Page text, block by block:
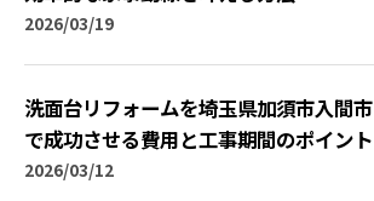
2026/03/19
洗面台リフォームを埼玉県加須市入間市
で成功させる費用と工事期間のポイント
2026/03/12